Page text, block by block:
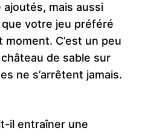
mais aussi
votre jeu préféré
C’est un peu
de sable sur
ne s’arrêtent jamais.
il entraîner une